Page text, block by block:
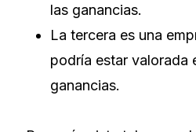
las ganancias.
La tercera es una
podría estar valorada
ganancias.